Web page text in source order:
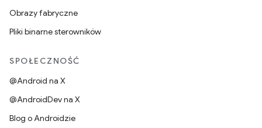
Obrazy fabryczne
Pliki binarne sterowników
SPOŁECZNOŚĆ
@Android na X
@AndroidDev na X
Blog o Androidzie